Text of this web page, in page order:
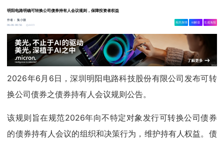
明阳电路明确可转换公司债券持有人会议规则，保障投资者权益
作者：集小微
06-06 00:56
4419
相关舆情 AI解读 生成海报
2026年6月6日，深圳明阳电路科技股份有限公司发布可转
换公司债券之债券持有人会议规则公告。
该规则旨在规范2026年向不特定对象发行可转换公司债券
的债券持有人会议的组织和决策行为，维护持有人权益。债